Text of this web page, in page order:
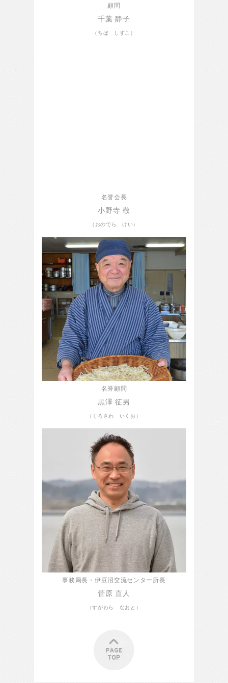
顧問
千葉 静子
（ちば しずこ）
名誉会長
小野寺 敬
（おのでら けい）
名誉顧問
黒澤 征男
（くろさわ いくお）
事務局長・伊豆沼交流センター所長
菅原 直人
（すがわら なおと）